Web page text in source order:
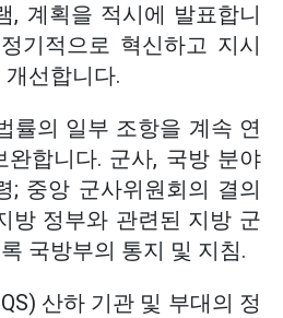
, 계획을 적시에 발표합니
기적으로 혁신하고 지시
선합니다.
률의 일부 조항을 계속 연
합니다. 군사, 국방 분야
; 중앙 군사위원회의 결의
방 정부와 관련된 지방 군
국방부의 통지 및 지침.
산하 기관 및 부대의 정